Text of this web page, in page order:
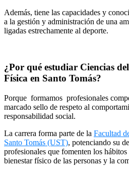
Además, tiene las capacidades y
a la gestión y administración de una
ligadas estrechamente al deporte.
¿Por qué estudiar Ciencias
Física en Santo Tomás?
Porque formamos profesionales
marcado sello de respeto al
responsabilidad social.
La carrera forma parte de la Facultad
Santo Tomás (UST), potenciando su
profesionales que fomenten los
bienestar físico de las personas y la